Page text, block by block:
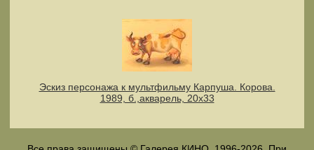
Эскиз персонажа к мультфильму Карпуша. Корова.
1989, б.,акварель, 20х33